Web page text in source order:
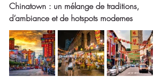
Chinatown : un mélange de traditions,
d’ambiance et de hotspots modernes